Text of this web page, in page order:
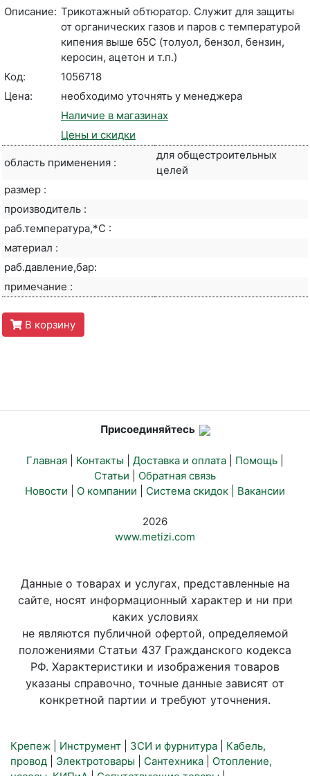
Описание: Трикотажный обтюратор. Служит для защиты
от органических газов и паров с температурой
кипения выше 65С (толуол, бензол, бензин,
керосин, ацетон и т.п.)
Код:
1056718
Цена:
необходимо уточнять у менеджера
Наличие в магазинах
Цены и скидки
область применения :
для общестроительных
целей
размер :
производитель :
раб.температура,*С :
материал :
раб.давление,бар:
примечание :
В корзину
Присоединяйтесь
Главная Контакты Доставка и оплата Помощь
Статьи
Обратная связь
Новости
О компании Система скидок | Вакансии
2026
www.metizi.com
Данные о товарах и услугах, представленные на
сайте, носят информационный характер и ни при
каких условиях
не являются публичной офертой, определяемой
положениями Статьи 437 Гражданского кодекса
РФ. Характеристики и изображения товаров
указаны справочно, точные данные зависят от
конкретной партии и требуют уточнения.
Крепеж Инструмент ЗСИ и фурнитура
Кабель,
провод
Электротовары Сантехника
Отопление,